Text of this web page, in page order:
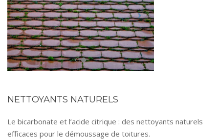
NETTOYANTS NATURELS
Le bicarbonate et l’acide citrique : des nettoyants naturels
efficaces pour le démoussage de toitures.